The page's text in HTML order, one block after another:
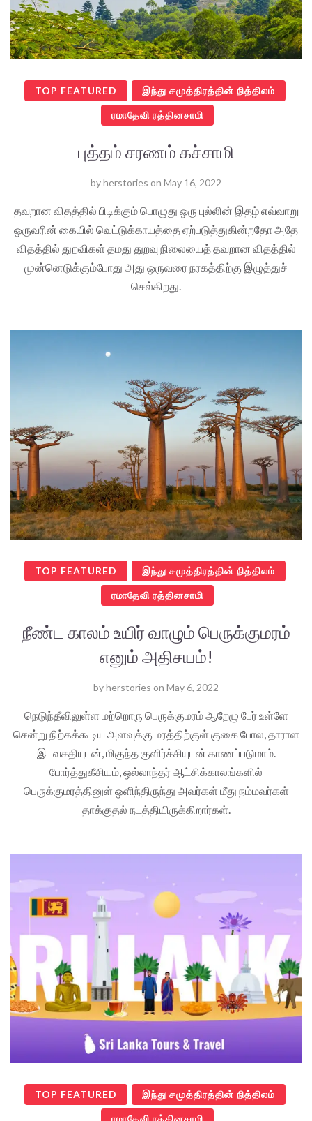
TOP FEATURED இந்து சமுத்திரத்தின் நித்திலம்
ரமாதேவி ரத்தினசாமி
புத்தம் சரணம் கச்சாமி
byherstories on May 16, 2022
தவறான விதத்தில் பிடிக்கும் பொழுது ஒரு புல்லின் இதழ் எவ்வாறு
ஒருவரின் கையில் வெட்டுக்காயத்தை ஏற்படுத்துகின்றதோ அதே
விதத்தில் துறவிகள் தமது துறவு நிலையைத் தவறான விதத்தில்
முன்னெடுக்கும்போது அது ஒருவரை நரகத்திற்கு இழுத்துச்
செல்கிறது.
TOP FEATURED இந்து சமுத்திரத்தின் நித்திலம்
ரமாதேவி ரத்தினசாமி
நீண்ட காலம் உயிர் வாழும் பெருக்குமரம்
எனும் அதிசயம்!
byherstories on May 6, 2022
நெடுந்தீவிலுள்ள மற்றொரு பெருக்குமரம் ஆறேழு பேர் உள்ளே
சென்று நிற்கக்கூடிய அளவுக்கு மரத்திற்குள் குகை போல, தாராள
இடவசதியுடன், மிகுந்த குளிர்ச்சியுடன் காணப்படுமாம்.
போர்த்துகீசியம், ஒல்லாந்தர் ஆட்சிக்காலங்களில்
பெருக்குமரத்தினுள் ஒளிந்திருந்து அவர்கள் மீது நம்மவர்கள்
தாக்குதல் நடத்தியிருக்கிறார்கள்.
TOP FEATURED இந்து சமுத்திரத்தின் நித்திலம்
ரமாதேவி ரத்தினசாமி